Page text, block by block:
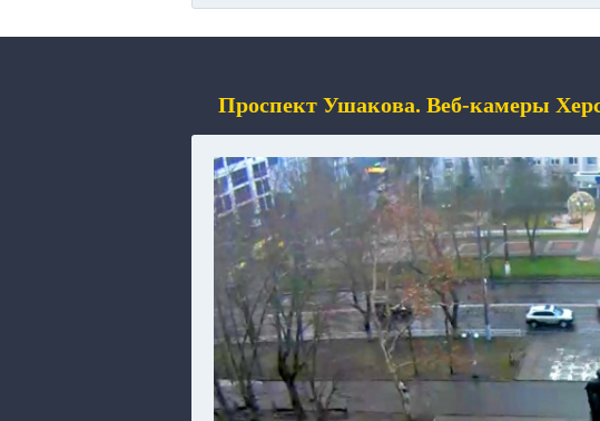
Проспект Ушакова. Веб-камеры